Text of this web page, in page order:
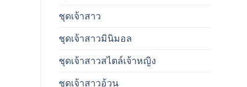
ชุดเจ้าสาว
ชุดเจ้าสาวมินิมอล
ชุดเจ้าสาวสไตล์เจ้าหญิง
ชุดเจ้าสาวอ้วน